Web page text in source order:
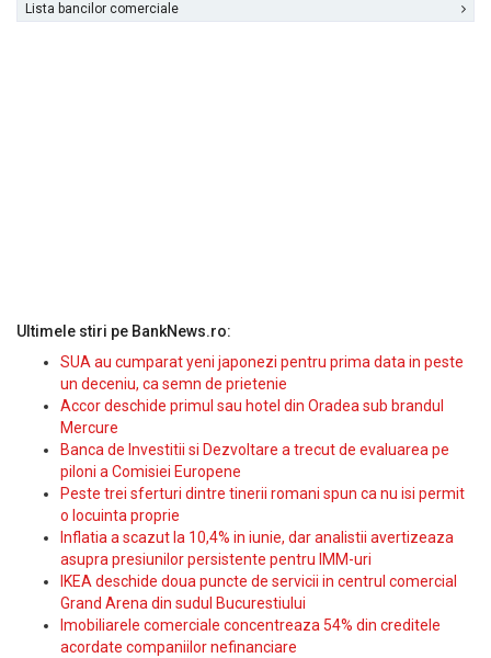
Lista bancilor comerciale
Ultimele stiri pe BankNews.ro:
SUA au cumparat yeni japonezi pentru prima data in peste
un deceniu, ca semn de prietenie
Accor deschide primul sau hotel din Oradea sub brandul
Mercure
Banca de Investitii si Dezvoltare a trecut de evaluarea pe
piloni a Comisiei Europene
Peste trei sferturi dintre tinerii romani spun ca nu isi permit
o locuinta proprie
Inflatia a scazut la 10,4% in iunie, dar analistii avertizeaza
asupra presiunilor persistente pentru IMM-uri
IKEA deschide doua puncte de servicii in centrul comercial
Grand Arena din sudul Bucurestiului
Imobiliarele comerciale concentreaza 54% din creditele
acordate companiilor nefinanciare